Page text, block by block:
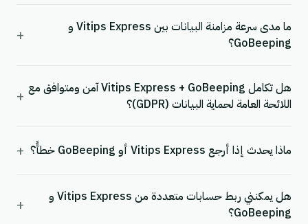
ما مدى سرعة مزامنة البيانات بين Vitips Express و
GoBeeping؟
+
هل تكامل Vitips Express + GoBeeping آمن ومتوافق مع
اللائحة العامة لحماية البيانات (GDPR)؟
+
ماذا يحدث إذا أرجع Vitips Express أو GoBeeping خطأً؟ +
هل يمكنني ربط حسابات متعددة من Vitips Express و
GoBeeping؟
+